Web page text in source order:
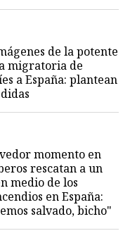
de la potente
migratoria de
a España: plantean
momento en
rescatan a un
medio de los
en España:
salvado, bicho"